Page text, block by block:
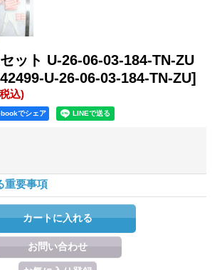
ット U-26-06-03-184-TN-ZU
U-26-06-03-184-TN-ZU]
込)
でシェア
重要事項